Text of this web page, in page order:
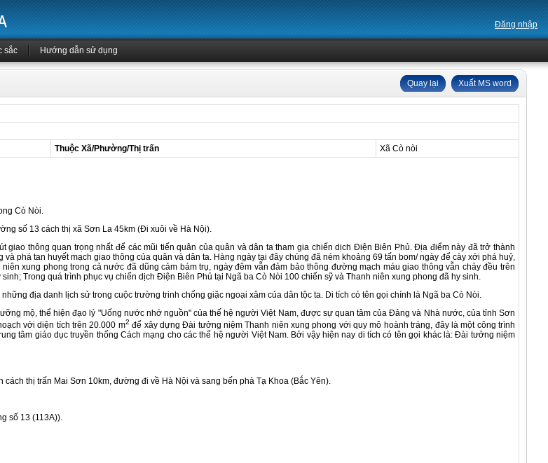
Đăng nhập
sắc Hướng dẫn sử dụng
Quay lại Xuất MS word
Thuộc Xã/Phường/Thị trấn
Xã Cò nòi
Cò Nòi.
số 13 cách thị xã Sơn La 45km (Đi xuôi về Hà Nội).
thông quan trọng nhất để các mũi tiến quân của quân và dân ta tham gia chiến dịch Điện Biên Phủ. Địa điểm này đã trở thành
phá tan huyết mạch giao thông của quân và dân ta. Hàng ngày tại đây chúng đã ném khoảng 69 tấn bom/ ngày để cày xới phá huỷ,
xung phong trong cả nước đã dũng cảm bám trụ, ngày đêm vẫn đảm bảo thông đường mạch máu giao thông vẫn chảy đều trên
Trong quá trình phục vụ chiến dịch Điện Biên Phủ tại Ngã ba Cò Nòi 100 chiến sỹ và Thanh niên xung phong đã hy sinh.
địa danh lịch sử trong cuộc trường trinh chống giặc ngoại xâm của dân tộc ta. Di tích có tên gọi chính là Ngã ba Cò Nòi.
mộ, thể hiện đạo lý "Uống nước nhớ nguồn" của thế hệ người Việt Nam, được sự quan tâm của Đảng và Nhà nước, của tỉnh Sơn
với diện tích trên 20.000 m2 để xây dựng Đài tưởng niệm Thanh niên xung phong với quy mô hoành tráng, đây là một công trình
tâm giáo dục truyền thống Cách mạng cho các thế hệ người Việt Nam. Bởi vậy hiện nay di tích có tên gọi khác là: Đài tưởng niệm
thị trấn Mai Sơn 10km, đường đi về Hà Nội và sang bến phà Tạ Khoa (Bắc Yên).
số 13 (113A)).